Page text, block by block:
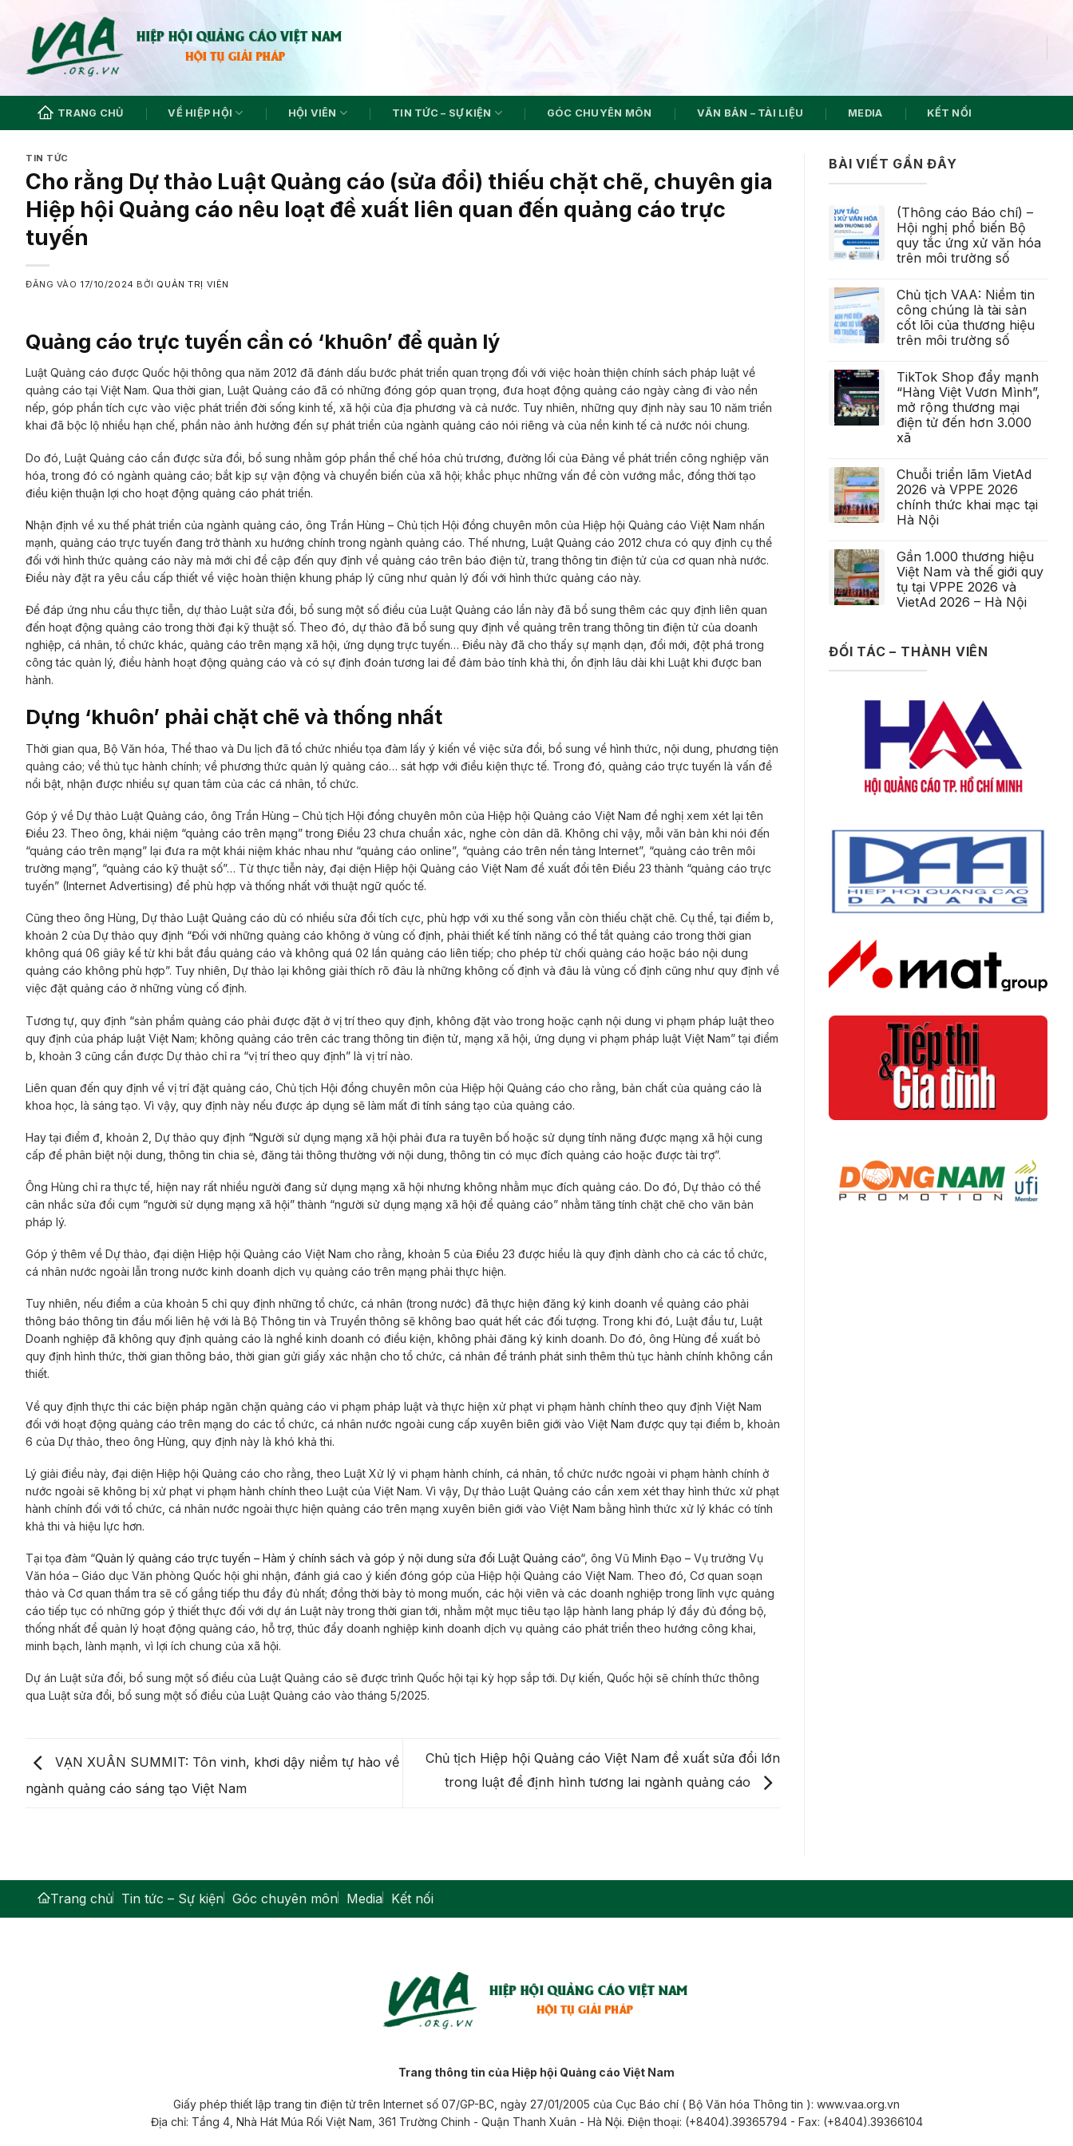
dung
TRANG CHỦ VỀ HIỆP HỘI HỘI VIÊN TIN TỨC – SỰ KIỆN GÓC CHUYÊN MÔN VĂN BẢN – TÀI LIỆU MEDIA KẾT NỐI
TIN TỨC
Cho rằng Dự thảo Luật Quảng cáo (sửa đổi) thiếu chặt chẽ, chuyên gia
Hiệp hội Quảng cáo nêu loạt đề xuất liên quan đến quảng cáo trực
tuyến
ĐĂNG VÀO 17/10/2024 BỞI QUẢN TRỊ VIÊN
Quảng cáo trực tuyến cần có ‘khuôn’ để quản lý
Luật Quảng cáo được Quốc hội thông qua năm 2012 đã đánh dấu bước phát triển quan trọng đối với việc hoàn thiện chính sách pháp luật về
quảng cáo tại Việt Nam. Qua thời gian, Luật Quảng cáo đã có những đóng góp quan trọng, đưa hoạt động quảng cáo ngày càng đi vào nền
nếp, góp phần tích cực vào việc phát triển đời sống kinh tế, xã hội của địa phương và cả nước. Tuy nhiên, những quy định này sau 10 năm triển
khai đã bộc lộ nhiều hạn chế, phần nào ảnh hưởng đến sự phát triển của ngành quảng cáo nói riêng và của nền kinh tế cả nước nói chung.
Do đó, Luật Quảng cáo cần được sửa đổi, bổ sung nhằm góp phần thể chế hóa chủ trương, đường lối của Đảng về phát triển công nghiệp văn
hóa, trong đó có ngành quảng cáo; bắt kịp sự vận động và chuyển biến của xã hội; khắc phục những vấn đề còn vướng mắc, đồng thời tạo
điều kiện thuận lợi cho hoạt động quảng cáo phát triển.
Nhận định về xu thế phát triển của ngành quảng cáo, ông Trần Hùng – Chủ tịch Hội đồng chuyên môn của Hiệp hội Quảng cáo Việt Nam nhấn
mạnh, quảng cáo trực tuyến đang trở thành xu hướng chính trong ngành quảng cáo. Thế nhưng, Luật Quảng cáo 2012 chưa có quy định cụ thể
đối với hình thức quảng cáo này mà mới chỉ đề cập đến quy định về quảng cáo trên báo điện tử, trang thông tin điện tử của cơ quan nhà nước.
Điều này đặt ra yêu cầu cấp thiết về việc hoàn thiện khung pháp lý cũng như quản lý đối với hình thức quảng cáo này.
Để đáp ứng nhu cầu thực tiễn, dự thảo Luật sửa đổi, bổ sung một số điều của Luật Quảng cáo lần này đã bổ sung thêm các quy định liên quan
đến hoạt động quảng cáo trong thời đại kỹ thuật số. Theo đó, dự thảo đã bổ sung quy định về quảng trên trang thông tin điện tử của doanh
nghiệp, cá nhân, tổ chức khác, quảng cáo trên mạng xã hội, ứng dụng trực tuyến… Điều này đã cho thấy sự mạnh dạn, đổi mới, đột phá trong
công tác quản lý, điều hành hoạt động quảng cáo và có sự định đoán tương lai để đảm bảo tính khả thi, ổn định lâu dài khi Luật khi được ban
hành.
Dựng ‘khuôn’ phải chặt chẽ và thống nhất
Thời gian qua, Bộ Văn hóa, Thể thao và Du lịch đã tổ chức nhiều tọa đàm lấy ý kiến về việc sửa đổi, bổ sung về hình thức, nội dung, phương tiện
quảng cáo; về thủ tục hành chính; về phương thức quản lý quảng cáo… sát hợp với điều kiện thực tế. Trong đó, quảng cáo trực tuyến là vấn đề
nổi bật, nhận được nhiều sự quan tâm của các cá nhân, tổ chức.
Góp ý về Dự thảo Luật Quảng cáo, ông Trần Hùng – Chủ tịch Hội đồng chuyên môn của Hiệp hội Quảng cáo Việt Nam đề nghị xem xét lại tên
Điều 23. Theo ông, khái niệm “quảng cáo trên mạng” trong Điều 23 chưa chuẩn xác, nghe còn dân dã. Không chỉ vậy, mỗi văn bản khi nói đến
“quảng cáo trên mạng” lại đưa ra một khái niệm khác nhau như “quảng cáo online”, “quảng cáo trên nền tảng Internet”, “quảng cáo trên môi
trường mạng”, “quảng cáo kỹ thuật số”… Từ thực tiễn này, đại diện Hiệp hội Quảng cáo Việt Nam đề xuất đổi tên Điều 23 thành “quảng cáo trực
tuyến” (Internet Advertising) để phù hợp và thống nhất với thuật ngữ quốc tế.
Cũng theo ông Hùng, Dự thảo Luật Quảng cáo dù có nhiều sửa đổi tích cực, phù hợp với xu thế song vẫn còn thiếu chặt chẽ. Cụ thể, tại điểm b,
khoản 2 của Dự thảo quy định “Đối với những quảng cáo không ở vùng cố định, phải thiết kế tính năng có thể tắt quảng cáo trong thời gian
không quá 06 giây kể từ khi bắt đầu quảng cáo và không quá 02 lần quảng cáo liên tiếp; cho phép từ chối quảng cáo hoặc báo nội dung
quảng cáo không phù hợp”. Tuy nhiên, Dự thảo lại không giải thích rõ đâu là những không cố định và đâu là vùng cố định cũng như quy định về
việc đặt quảng cáo ở những vùng cố định.
Tương tự, quy định “sản phẩm quảng cáo phải được đặt ở vị trí theo quy định, không đặt vào trong hoặc cạnh nội dung vi phạm pháp luật theo
quy định của pháp luật Việt Nam; không quảng cáo trên các trang thông tin điện tử, mạng xã hội, ứng dụng vi phạm pháp luật Việt Nam” tại điểm
b, khoản 3 cũng cần được Dự thảo chỉ ra “vị trí theo quy định” là vị trí nào.
Liên quan đến quy định về vị trí đặt quảng cáo, Chủ tịch Hội đồng chuyên môn của Hiệp hội Quảng cáo cho rằng, bản chất của quảng cáo là
khoa học, là sáng tạo. Vì vậy, quy định này nếu được áp dụng sẽ làm mất đi tính sáng tạo của quảng cáo.
Hay tại điểm đ, khoản 2, Dự thảo quy định “Người sử dụng mạng xã hội phải đưa ra tuyên bố hoặc sử dụng tính năng được mạng xã hội cung
cấp để phân biệt nội dung, thông tin chia sẻ, đăng tải thông thường với nội dung, thông tin có mục đích quảng cáo hoặc được tài trợ”.
Ông Hùng chỉ ra thực tế, hiện nay rất nhiều người đang sử dụng mạng xã hội nhưng không nhằm mục đích quảng cáo. Do đó, Dự thảo có thể
cân nhắc sửa đổi cụm “người sử dụng mạng xã hội” thành “người sử dụng mạng xã hội để quảng cáo” nhằm tăng tính chặt chẽ cho văn bản
pháp lý.
Góp ý thêm về Dự thảo, đại diện Hiệp hội Quảng cáo Việt Nam cho rằng, khoản 5 của Điều 23 được hiểu là quy định dành cho cả các tổ chức,
cá nhân nước ngoài lẫn trong nước kinh doanh dịch vụ quảng cáo trên mạng phải thực hiện.
Tuy nhiên, nếu điểm a của khoản 5 chỉ quy định những tổ chức, cá nhân (trong nước) đã thực hiện đăng ký kinh doanh về quảng cáo phải
thông báo thông tin đầu mối liên hệ với là Bộ Thông tin và Truyền thông sẽ không bao quát hết các đối tượng. Trong khi đó, Luật đầu tư, Luật
Doanh nghiệp đã không quy định quảng cáo là nghề kinh doanh có điều kiện, không phải đăng ký kinh doanh. Do đó, ông Hùng đề xuất bỏ
quy định hình thức, thời gian thông báo, thời gian gửi giấy xác nhận cho tổ chức, cá nhân để tránh phát sinh thêm thủ tục hành chính không cần
thiết.
Về quy định thực thi các biện pháp ngăn chặn quảng cáo vi phạm pháp luật và thực hiện xử phạt vi phạm hành chính theo quy định Việt Nam
đối với hoạt động quảng cáo trên mạng do các tổ chức, cá nhân nước ngoài cung cấp xuyên biên giới vào Việt Nam được quy tại điểm b, khoản
6 của Dự thảo, theo ông Hùng, quy định này là khó khả thi.
Lý giải điều này, đại diện Hiệp hội Quảng cáo cho rằng, theo Luật Xử lý vi phạm hành chính, cá nhân, tổ chức nước ngoài vi phạm hành chính ở
nước ngoài sẽ không bị xử phạt vi phạm hành chính theo Luật của Việt Nam. Vì vậy, Dự thảo Luật Quảng cáo cần xem xét thay hình thức xử phạt
hành chính đối với tổ chức, cá nhân nước ngoài thực hiện quảng cáo trên mạng xuyên biên giới vào Việt Nam bằng hình thức xử lý khác có tính
khả thi và hiệu lực hơn.
Tại tọa đàm “Quản lý quảng cáo trực tuyến – Hàm ý chính sách và góp ý nội dung sửa đổi Luật Quảng cáo“, ông Vũ Minh Đạo – Vụ trưởng Vụ
Văn hóa – Giáo dục Văn phòng Quốc hội ghi nhận, đánh giá cao ý kiến đóng góp của Hiệp hội Quảng cáo Việt Nam. Theo đó, Cơ quan soạn
thảo và Cơ quan thẩm tra sẽ cố gắng tiếp thu đầy đủ nhất; đồng thời bày tỏ mong muốn, các hội viên và các doanh nghiệp trong lĩnh vực quảng
cáo tiếp tục có những góp ý thiết thực đối với dự án Luật này trong thời gian tới, nhằm một mục tiêu tạo lập hành lang pháp lý đầy đủ đồng bộ,
thống nhất để quản lý hoạt động quảng cáo, hỗ trợ, thúc đẩy doanh nghiệp kinh doanh dịch vụ quảng cáo phát triển theo hướng công khai,
minh bạch, lành mạnh, vì lợi ích chung của xã hội.
Dự án Luật sửa đổi, bổ sung một số điều của Luật Quảng cáo sẽ được trình Quốc hội tại kỳ họp sắp tới. Dự kiến, Quốc hội sẽ chính thức thông
qua Luật sửa đổi, bổ sung một số điều của Luật Quảng cáo vào tháng 5/2025.
VẠN XUÂN SUMMIT: Tôn vinh, khơi dậy niềm tự hào về
ngành quảng cáo sáng tạo Việt Nam
Chủ tịch Hiệp hội Quảng cáo Việt Nam đề xuất sửa đổi lớn
trong luật để định hình tương lai ngành quảng cáo
BÀI VIẾT GẦN ĐÂY
(Thông cáo Báo chí) –
Hội nghị phổ biến Bộ
quy tắc ứng xử văn hóa
trên môi trường số
Chủ tịch VAA: Niềm tin
công chúng là tài sản
cốt lõi của thương hiệu
trên môi trường số
TikTok Shop đẩy mạnh
“Hàng Việt Vươn Mình”,
mở rộng thương mại
điện tử đến hơn 3.000
xã
Chuỗi triển lãm VietAd
2026 và VPPE 2026
chính thức khai mạc tại
Hà Nội
Gần 1.000 thương hiệu
Việt Nam và thế giới quy
tụ tại VPPE 2026 và
VietAd 2026 – Hà Nội
ĐỐI TÁC – THÀNH VIÊN
Trang chủ Tin tức – Sự kiện Góc chuyên môn Media Kết nối
Trang thông tin của Hiệp hội Quảng cáo Việt Nam
Giấy phép thiết lập trang tin điện tử trên Internet số 07/GP-BC, ngày 27/01/2005 của Cục Báo chí ( Bộ Văn hóa Thông tin ): www.vaa.org.vn
Địa chỉ: Tầng 4, Nhà Hát Múa Rối Việt Nam, 361 Trường Chinh - Quận Thanh Xuân - Hà Nội. Điện thoại: (+8404).39365794 - Fax: (+8404).39366104